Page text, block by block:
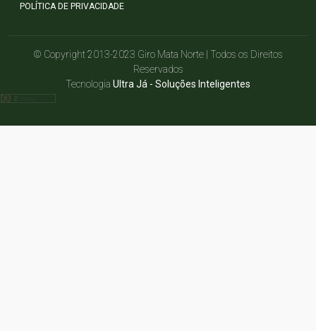
POLÍTICA DE PRIVACIDADE
© Copyright 2013-2023 Giro Mata Norte | Todos os Direitos
Reservados
Tecnologia Ultra Já - Soluções Inteligentes